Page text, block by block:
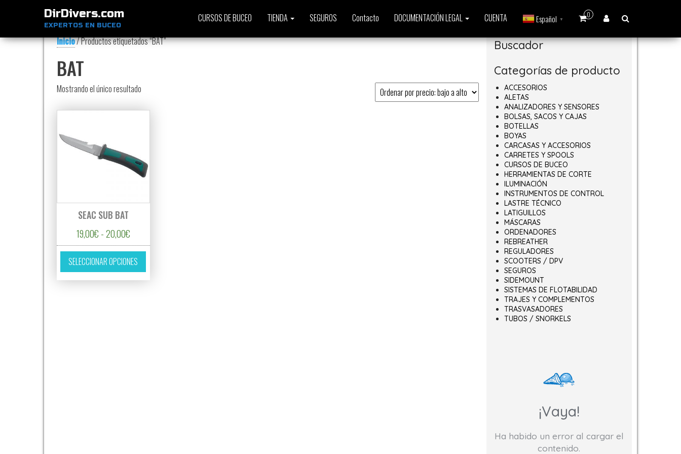
DirDivers.com
EXPERTOS EN BUCEO
0
CURSOS DE BUCEO TIENDA SEGUROS Contacto DOCUMENTACIÓN LEGAL CUENTA Español ▼
Inicio/ Productos etiquetados “BAT”
BAT
Mostrando el único resultado
SEAC SUB BAT
19,00€ -20,00€Rango de precios: desde 19,00€ hasta 20,00€
SELECCIONAR OPCIONES
Buscador
Categorías de producto
ACCESORIOS
ALETAS
ANALIZADORES Y SENSORES
BOLSAS, SACOS Y CAJAS
BOTELLAS
BOYAS
CARCASAS Y ACCESORIOS
CARRETES Y SPOOLS
CURSOS DE BUCEO
HERRAMIENTAS DE CORTE
ILUMINACIÓN
INSTRUMENTOS DE CONTROL
LASTRE TÉCNICO
LATIGUILLOS
MÁSCARAS
ORDENADORES
REBREATHER
REGULADORES
SCOOTERS / DPV
SEGUROS
SIDEMOUNT
SISTEMAS DE FLOTABILIDAD
TRAJES Y COMPLEMENTOS
TRASVASADORES
TUBOS / SNORKELS
¡Vaya!
Ha habido un error al cargar el
contenido.